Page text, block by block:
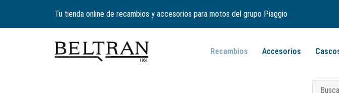
Tu tienda online de recambios y accesorios para motos del grupo Piaggio
Recambios Accesorios